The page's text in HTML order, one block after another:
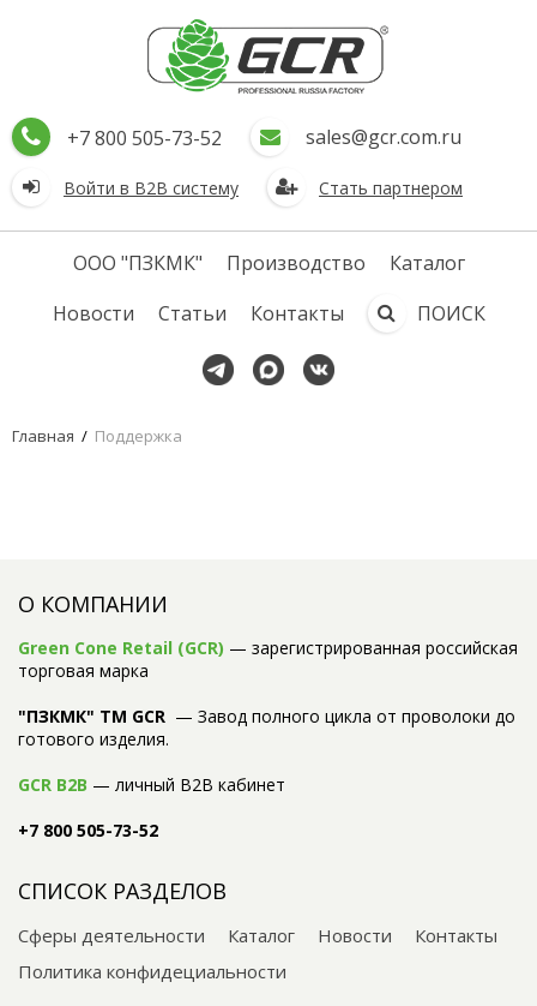
+7 800 505-73-52 sales@gcr.com.ru
Войти в В2В систему Стать партнером
ООО "ПЗКМК" Производство
Каталог
Новости
Статьи Контакты ПОИСК
Главная / Поддержка
О КОМПАНИИ
Green Cone Retail (GCR) — зарегистрированная российская
торговая марка
"ПЗКМК" TM GCR — Завод полного цикла от проволоки до
готового изделия.
GCR B2B — личный B2B кабинет
+7 800 505-73-52
СПИСОК РАЗДЕЛОВ
Сферы деятельности Каталог Новости
Контакты
Политика конфидециальности